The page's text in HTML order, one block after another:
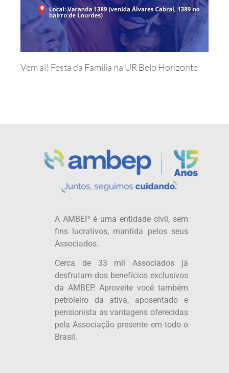
Vem aí! Festa da Família na UR Belo Horizonte
A AMBEP é uma entidade civil, sem
fins lucrativos, mantida pelos seus
Associados.
Cerca de 33 mil Associados já
desfrutam dos benefícios exclusivos
da AMBEP. Aproveite você também
petroleiro da ativa, aposentado e
pensionista as vantagens oferecidas
pela Associação presente em todo o
Brasil.